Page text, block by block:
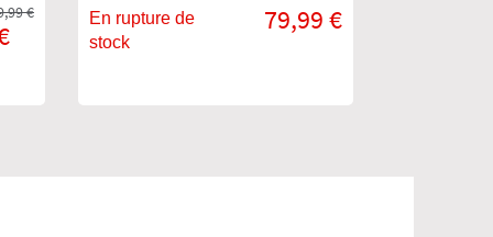
€
En rupture de
stock
79,99 €